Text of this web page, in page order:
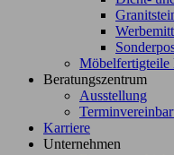
Möbelfertigteile
Beratungszentrum
Ausstellung
Karriere
Unternehmen